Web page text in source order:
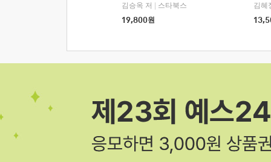
김승옥 저
스타북스
19,800원
김혜